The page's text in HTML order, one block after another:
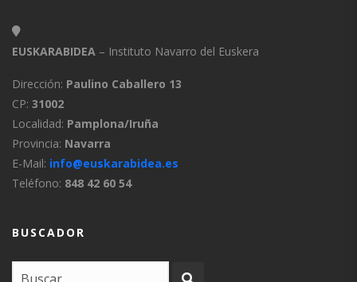
EUSKARABIDEA – Instituto Navarro del Euskera
Dirección: Paulino Caballero 13
CP: 31002
Localidad: Pamplona/Iruña
Provincia: Navarra
E-Mail: info@euskarabidea.es
Teléfono: 848 42 60 54
BUSCADOR